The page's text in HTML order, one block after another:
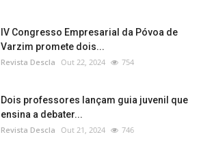
IV Congresso Empresarial da Póvoa de
Varzim promete dois...
Revista Descla Out 22, 2024 754
Dois professores lançam guia juvenil que
ensina a debater...
Revista Descla Out 21, 2024 746